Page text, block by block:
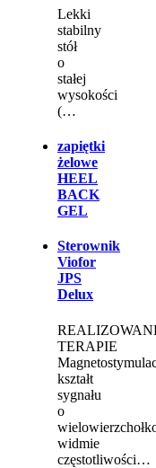
Lekki
stabilny
stół
o
stałej
wysokości
(…
zapiętki
żelowe
HEEL
BACK
GEL
Sterownik
Viofor
JPS
Delux
TERAPIE
kształt
sygnału
o
widmie
częstotliwości…